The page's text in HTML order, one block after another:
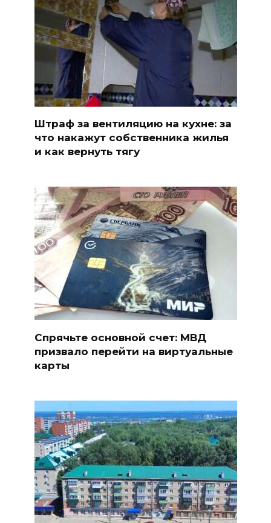
Штраф за вентиляцию на кухне: за
что накажут собственника жилья
и как вернуть тягу
Спрячьте основной счет: МВД
призвало перейти на виртуальные
карты